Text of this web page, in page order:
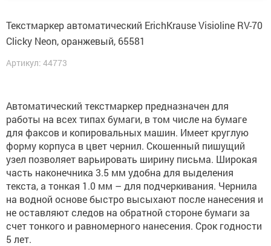
Текстмаркер автоматический ErichKrause Visioline RV-70
Clicky Neon, оранжевый, 65581
Артикул: 44773
Автоматический текстмаркер предназначен для
работы на всех типах бумаги, в том числе на бумаге
для факсов и копировальных машин. Имеет круглую
форму корпуса в цвет чернил. Скошенный пишущий
узел позволяет варьировать ширину письма. Широкая
часть наконечника 3.5 мм удобна для выделения
текста, а тонкая 1.0 мм – для подчеркивания. Чернила
на водной основе быстро высыхают после нанесения и
не оставляют следов на обратной стороне бумаги за
счет тонкого и равномерного нанесения. Срок годности
5 лет.